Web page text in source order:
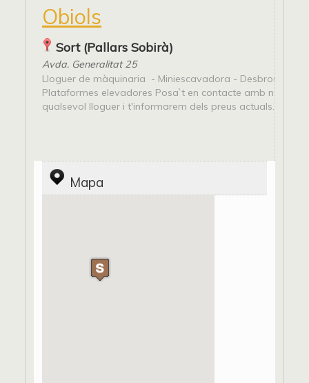
Obiols
Sort (Pallars Sobirà)
Avda. Generalitat 25
Lloguer de màquinaria - Miniescavadora -
Plataformes elevadores Posa`t en contacte amb
qualsevol lloguer i t'informarem dels preus actuals.
Mapa